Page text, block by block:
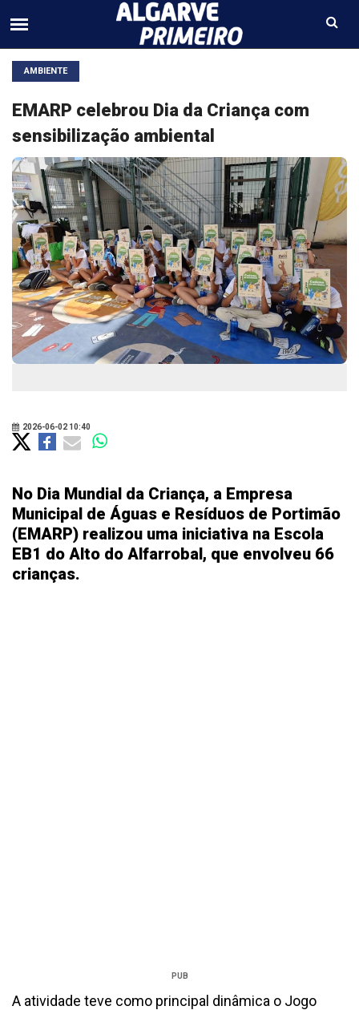
AMBIENTE
EMARP celebrou Dia da Criança com
sensibilização ambiental
2026-06-02 10:40
No Dia Mundial da Criança, a Empresa
Municipal de Águas e Resíduos de Portimão
(EMARP) realizou uma iniciativa na Escola
EB1 do Alto do Alfarrobal, que envolveu 66
crianças.
PUB
A atividade teve como principal dinâmica o Jogo